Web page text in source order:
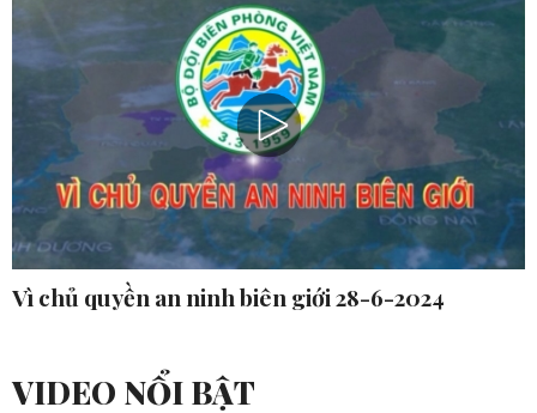
Vì chủ quyền an ninh biên giới 28-6-2024
VIDEO NỔI BẬT